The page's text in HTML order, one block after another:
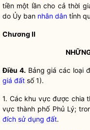
tiền một lần cho cả thời
do Ủy ban nhân dân tỉnh
Chương II
Điều 4.Bảng giá các loại
giá đất số 1).
1. Các khu vực được chia
vực thành phố Phủ Lý;
đích sử dụng đất.